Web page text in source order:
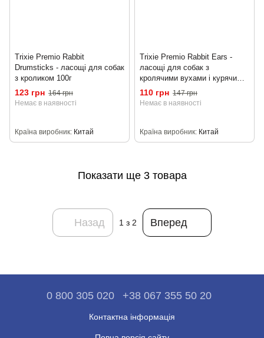
Trixie Premio Rabbit
Drumsticks - ласощі для собак
з кроликом 100г
123 грн 164 грн
Немає в наявності
Країна виробник Китай
Trixie Premio Rabbit Ears -
ласощі для собак з
кролячими вухами і курячим
філе 80г
110 грн 147 грн
Немає в наявності
Країна виробник Китай
Показати ще 3 товара
Назад 1з 2 Вперед
0 800 305 020 +38 067 355 50 20
Контактна інформація